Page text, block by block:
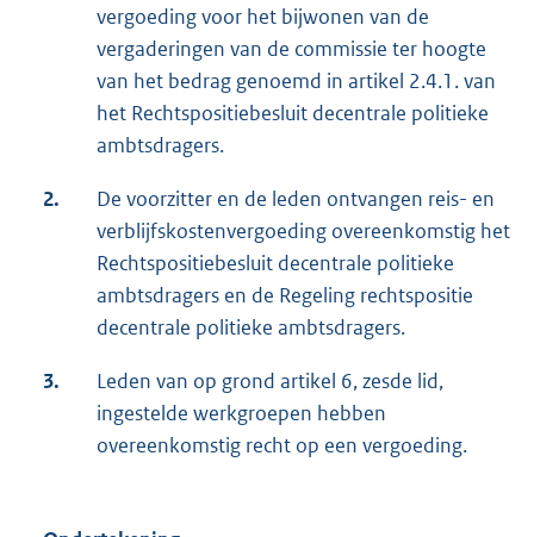
vergoeding voor het bijwonen van de
vergaderingen van de commissie ter hoogte
van het bedrag genoemd in artikel 2.4.1. van
het Rechtspositiebesluit decentrale politieke
ambtsdragers.
2.
De voorzitter en de leden ontvangen reis- en
verblijfskostenvergoeding overeenkomstig het
Rechtspositiebesluit decentrale politieke
ambtsdragers en de Regeling rechtspositie
decentrale politieke ambtsdragers.
3.
Leden van op grond artikel 6, zesde lid,
ingestelde werkgroepen hebben
overeenkomstig recht op een vergoeding.